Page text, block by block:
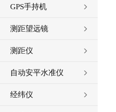
GPS手持机
测距望远镜
测距仪
自动安平水准仪
经纬仪